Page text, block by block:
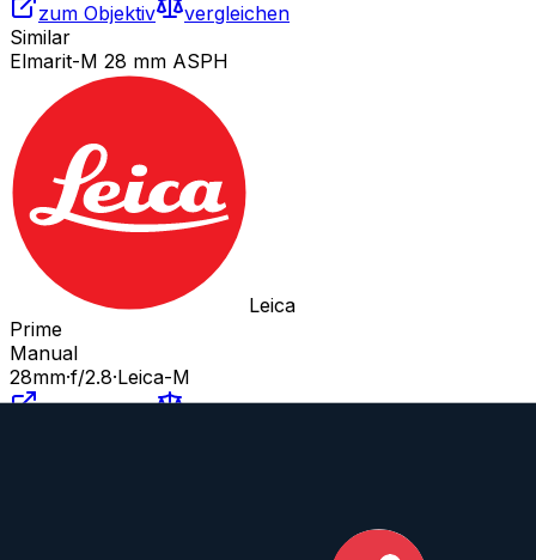
zum Objektiv
vergleichen
Similar
Elmarit-M 28 mm ASPH
Leica
Prime
Manual
28mm·f/2.8·Leica-M
zum Objektiv
vergleichen